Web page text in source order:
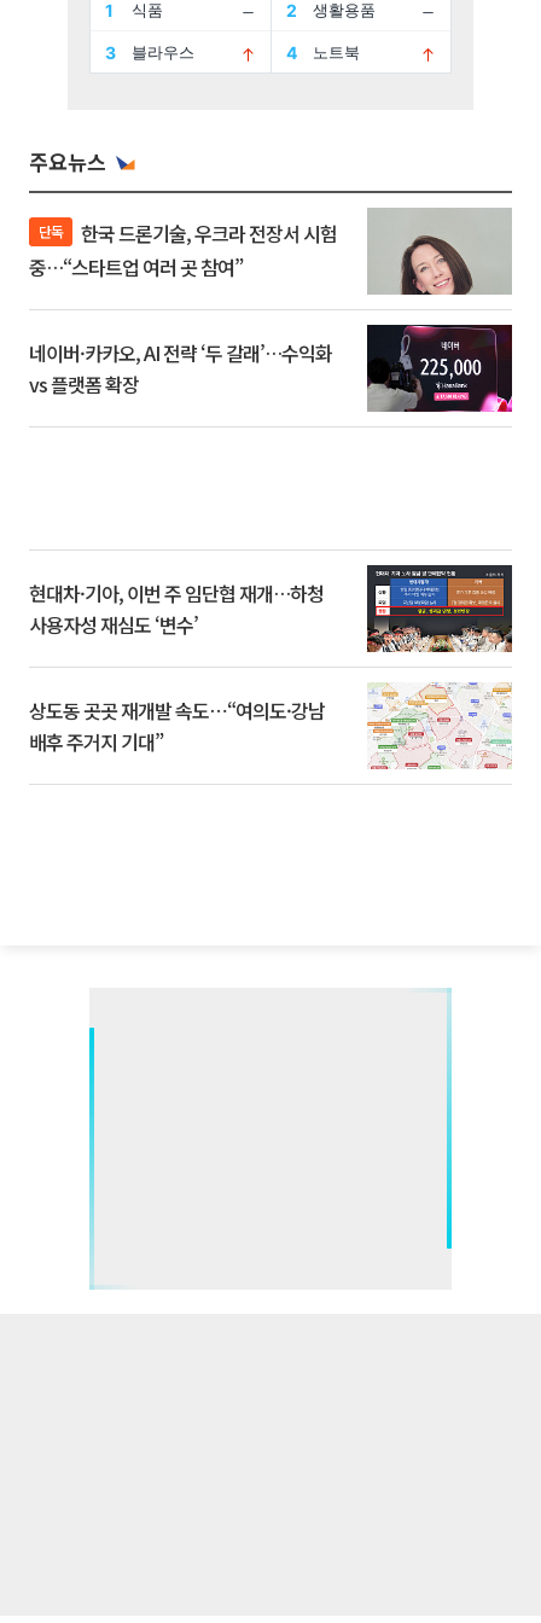
주요뉴스
단독
중…“스타트업 여러 곳 참여”
네이버·카카오, AI 전략 ‘두 갈래’…수익화
vs 플랫폼 확장
현대차·기아, 이번 주 임단협 재개…하청
사용자성 재심도 ‘변수’
상도동 곳곳 재개발 속도⋯“여의도·강남
배후 주거지 기대”